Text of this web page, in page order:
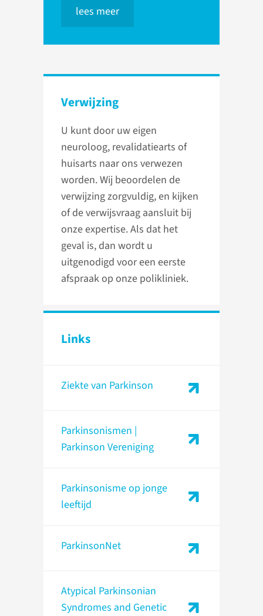
lees meer
Verwijzing
U kunt door uw eigen
neuroloog, revalidatiearts of
huisarts naar ons verwezen
worden. Wij beoordelen de
verwijzing zorgvuldig, en kijken
of de verwijsvraag aansluit bij
onze expertise. Als dat het
geval is, dan wordt u
uitgenodigd voor een eerste
afspraak op onze polikliniek.
Links
Ziekte van Parkinson
Parkinsonismen |
Parkinson Vereniging
Parkinsonisme op jonge
leeftijd
ParkinsonNet
Atypical Parkinsonian
Syndromes and Genetic